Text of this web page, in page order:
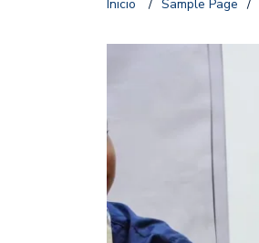
Inicio / Sample Page /